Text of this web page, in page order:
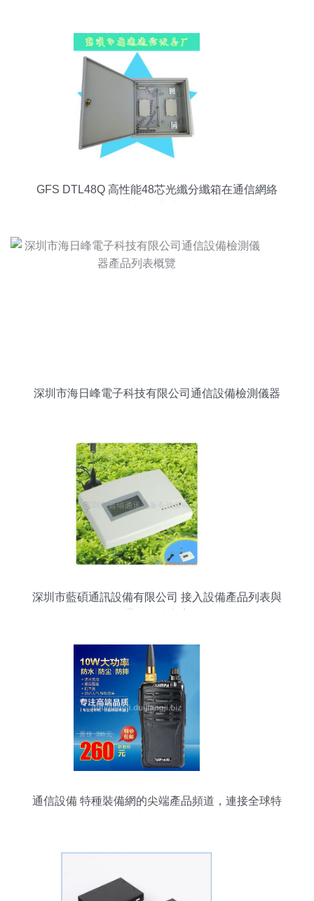
GFS DTL48Q 高性能48芯光纖分纖箱在通信網絡
深圳市海日峰電子科技有限公司通信設備檢測儀器
深圳市藍碩通訊設備有限公司 接入設備產品列表與
通信設備 特種裝備網的尖端產品頻道，連接全球特